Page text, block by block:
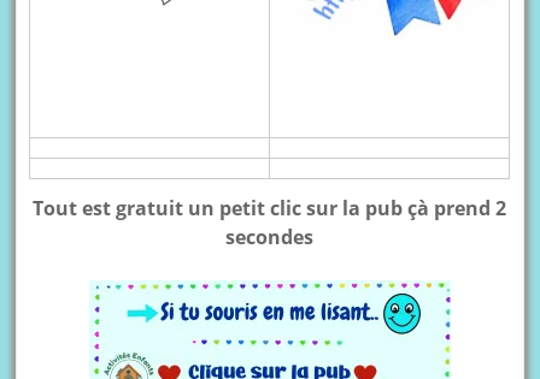
Tout est gratuit un petit clic sur la pub çà prend 2
secondes